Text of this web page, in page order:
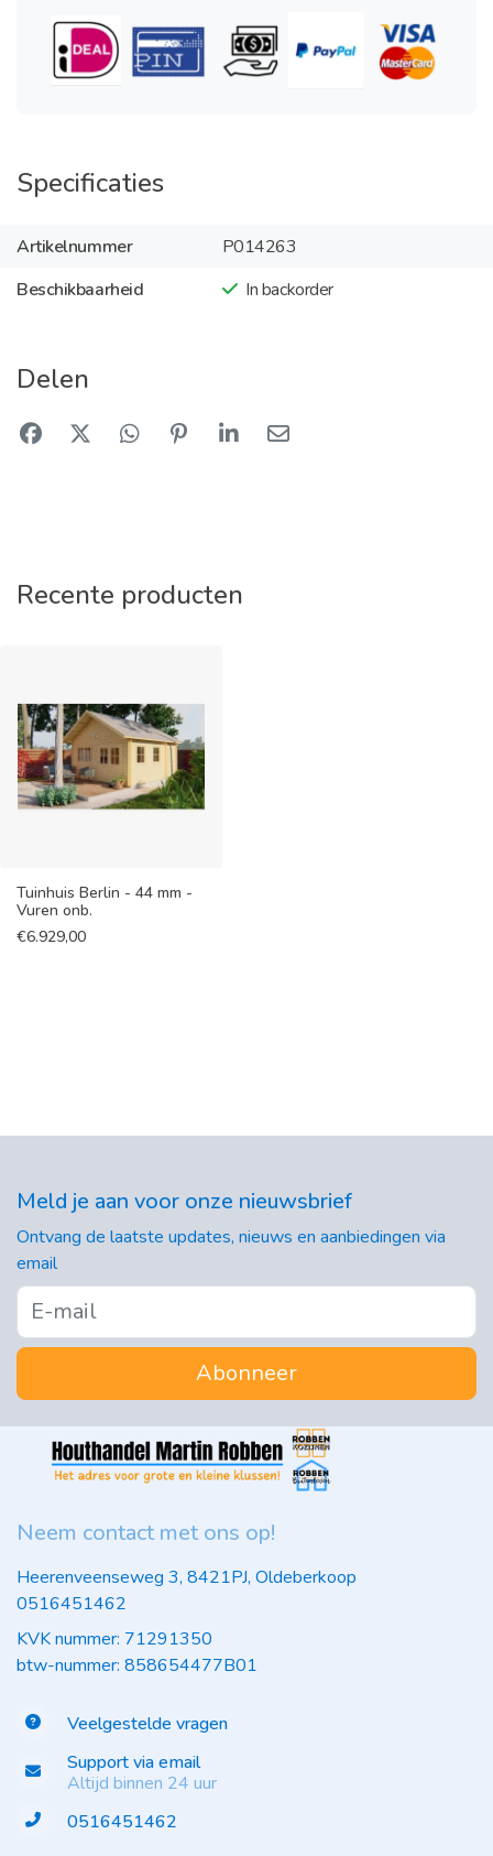
Specificaties
Artikelnummer
P014263
Beschikbaarheid
In backorder
Delen
Recente producten
Tuinhuis Berlin - 44 mm -
Vuren onb.
€6.929,00
Meld je aan voor onze nieuwsbrief
Ontvang de laatste updates, nieuws en aanbiedingen via
email
Abonneer
Neem contact met ons op!
Heerenveenseweg 3, 8421PJ, Oldeberkoop
0516451462
KVK nummer: 71291350
btw-nummer: 858654477B01
Veelgestelde vragen
Support via email
Altijd binnen 24 uur
0516451462